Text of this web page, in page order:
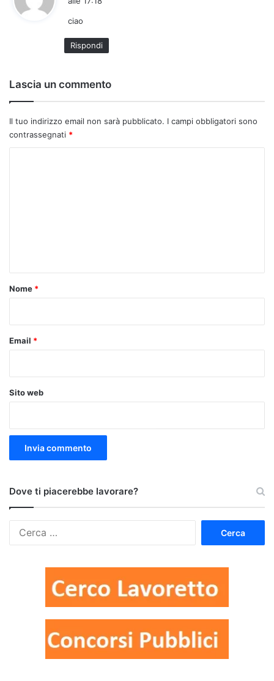
t
t
:
ciao
Rispondi
Lascia un commento
Il tuo indirizzo email non sarà pubblicato. I campi obbligatori sono
contrassegnati *
o
Nome *
Email *
Sito web
Dove ti piacerebbe lavorare?